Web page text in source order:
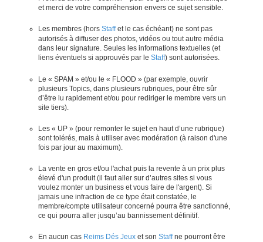
et merci de votre compréhension envers ce sujet sensible.
Les membres (hors Staffet le cas échéant) ne sont pas
autorisés à diffuser des photos, vidéos ou tout autre média
dans leur signature. Seules les informations textuelles (et
liens éventuels si approuvés par le Staff) sont autorisées.
Le « SPAM » et/ou le « FLOOD » (par exemple, ouvrir
plusieurs Topics, dans plusieurs rubriques, pour être sûr
d’être lu rapidement et/ou pour rediriger le membre vers un
site tiers).
Les « UP » (pour remonter le sujet en haut d’une rubrique)
sont tolérés, mais à utiliser avec modération (à raison d'une
fois par jour au maximum).
La vente en gros et/ou l'achat puis la revente à un prix plus
élevé d'un produit (il faut aller sur d’autres sites si vous
voulez monter un business et vous faire de l'argent). Si
jamais une infraction de ce type était constatée, le
membre/compte utilisateur concerné pourra être sanctionné,
ce qui pourra aller jusqu’au bannissement définitif.
En aucun cas Reims Dés Jeux et son Staffne pourront être